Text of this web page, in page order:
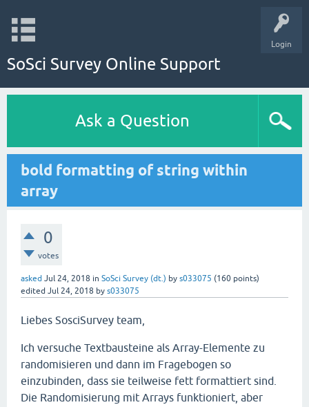
Login
SoSci Survey Online Support
Ask a Question
bold formatting of string within
array
0
votes
asked Jul 24, 2018 in SoSci Survey (dt.) by s033075 (160 points)
edited Jul 24, 2018 by s033075
Liebes SosciSurvey team,
Ich versuche Textbausteine als Array-Elemente zu
randomisieren und dann im Fragebogen so
einzubinden, dass sie teilweise fett formattiert sind.
Die Randomisierung mit Arrays funktioniert, aber